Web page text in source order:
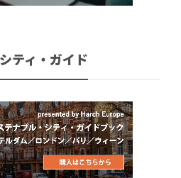
ティ・ガイド